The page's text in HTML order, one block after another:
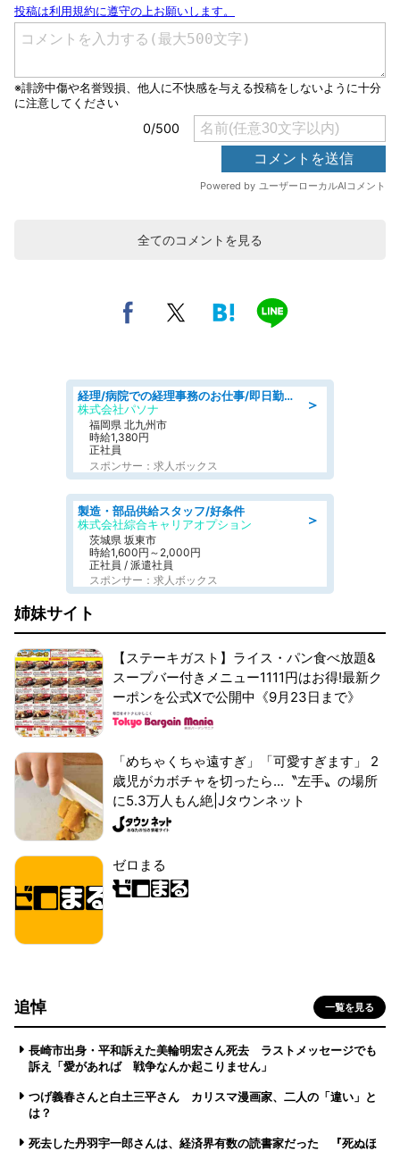
全てのコメントを見る
＞
経理/病院での経理事務のお仕事/即日勤務可/車通勤可/経理/一般事務
株式会社パソナ
福岡県 北九州市
時給1,380円
正社員
スポンサー：求人ボックス
＞
製造・部品供給スタッフ/好条件
株式会社綜合キャリアオプション
茨城県 坂東市
時給1,600円～2,000円
正社員 / 派遣社員
スポンサー：求人ボックス
姉妹サイト
【ステーキガスト】ライス・パン食べ放題&
スープバー付きメニュー1111円はお得!最新ク
ーポンを公式Xで公開中《9月23日まで》
「めちゃくちゃ遠すぎ」「可愛すぎます」 2
歳児がカボチャを切ったら...〝左手〟の場所
に5.3万人もん絶|Jタウンネット
ゼロまる
追悼 一覧を見る
長崎市出身・平和訴えた美輪明宏さん死去 ラストメッセージでも
訴え「愛があれば 戦争なんか起こりません」
つげ義春さんと白土三平さん カリスマ漫画家、二人の「違い」と
は？
死去した丹羽宇一郎さんは、経済界有数の読書家だった 『死ぬほ